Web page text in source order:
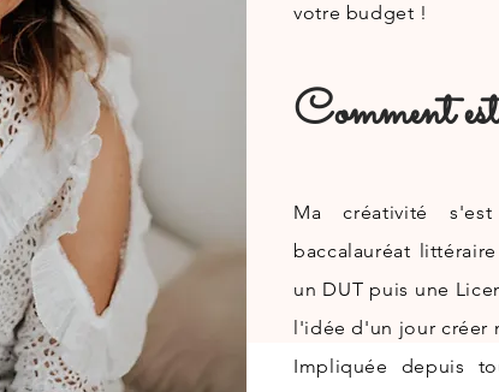
Comment
votre budget !
Ma créativité
baccalauréat
un DUT puis une
l'idée d'un jour créer
Impliquée depuis